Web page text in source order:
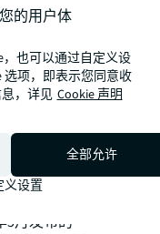
短审批流
新项目的审
的投资吸引
老旧物业等存
求，更高效
能有的放矢
，将提升城市
性不高、路
5月发布的
的用户体
也可以通过自定义设
选项，即表示您同意收
，详见 Cookie 声明
全部允许
义设置